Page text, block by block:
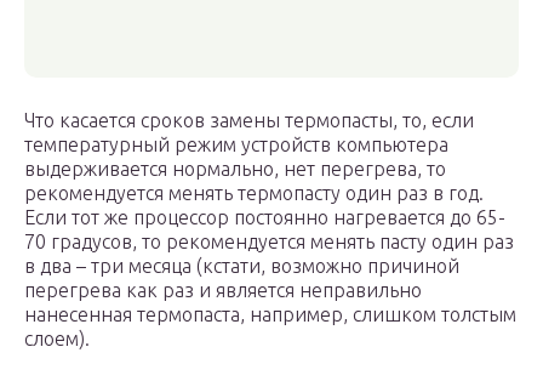
Что касается сроков замены термопасты, то, если
температурный режим устройств компьютера
выдерживается нормально, нет перегрева, то
рекомендуется менять термопасту один раз в год.
Если тот же процессор постоянно нагревается до 65-
70 градусов, то рекомендуется менять пасту один раз
в два – три месяца (кстати, возможно причиной
перегрева как раз и является неправильно
нанесенная термопаста, например, слишком толстым
слоем).